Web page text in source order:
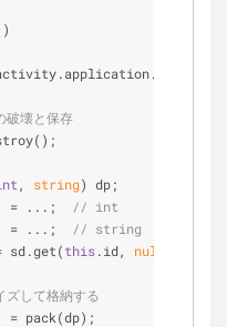
壊と保存
, string) dp;
= ...;
// int
= ...;
// string
sd.get(
this.id, null
して格納する
= pack(dp);